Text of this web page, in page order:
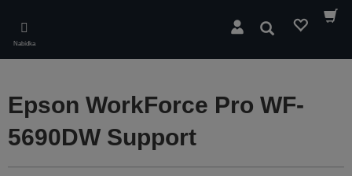
main
content
Nabídka
Hledat
Epson WorkForce Pro WF-
5690DW Support